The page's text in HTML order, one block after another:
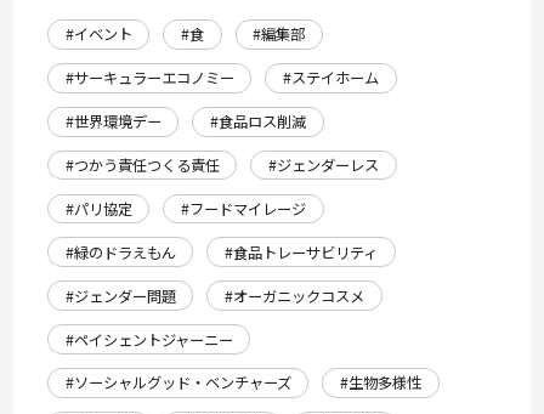
#イベント #食
#編集部
#サーキュラーエコノミー
#ステイホーム
#世界環境デー
#食品ロス削減
#つかう責任つくる責任
#ジェンダーレス
#パリ協定
#フードマイレージ
#緑のドラえもん
#食品トレーサビリティ
#ジェンダー問題
#オーガニックコスメ
#ペイシェントジャーニー
#ソーシャルグッド・ベンチャーズ
#生物多様性